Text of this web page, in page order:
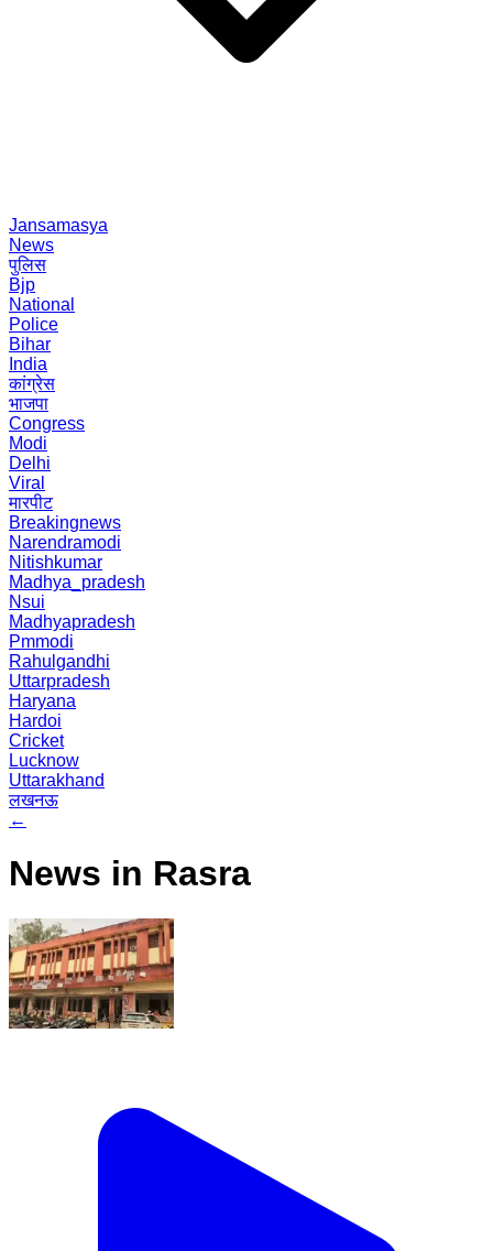
Jansamasya
News
पुलिस
Bjp
National
Police
Bihar
India
कांग्रेस
भाजपा
Congress
Modi
Delhi
Viral
मारपीट
Breakingnews
Narendramodi
Nitishkumar
Madhya_pradesh
Nsui
Madhyapradesh
Pmmodi
Rahulgandhi
Uttarpradesh
Haryana
Hardoi
Cricket
Lucknow
Uttarakhand
लखनऊ
←
News in Rasra